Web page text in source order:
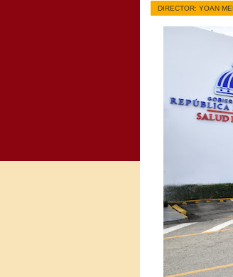
DIRECTOR: YOAN